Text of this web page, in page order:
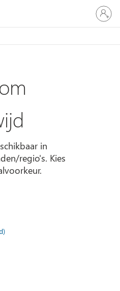
Meld
je
aan
je
in
regio's. Kies